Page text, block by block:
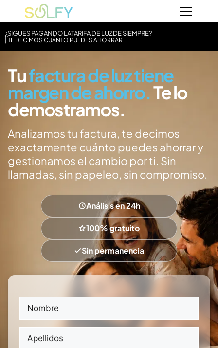
contenido
Solfy
¿SIGUES PAGANDO LATARIFA DE LUZDE SIEMPRE?
TE DECIMOS CUÁNTO PUEDES AHORRAR
Tufactura de luz tiene
margen de ahorro.Te lo
demostramos.
Analizamos tu factura, te decimos
exactamente cuánto puedes ahorrar y
gestionamos el cambio por ti. Sin
llamadas, sin papeleo, sin compromiso.
Análisis en 24h
100% gratuito
Sin permanencia
Nombre